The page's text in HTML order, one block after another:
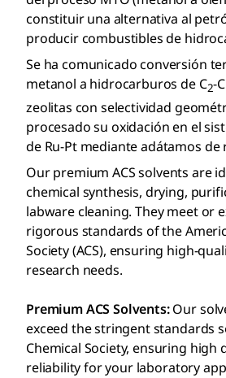
constituir una alternativa al
producir combustibles de
Se ha comunicado conversión
metanol a hidrocarburos de C2-C
zeolitas con selectividad
procesado su oxidación en el
de Ru-Pt mediante adátamos de
Our premium ACS solvents are
chemical synthesis, drying,
labware cleaning. They meet or
rigorous standards of the
Society (ACS), ensuring high-
research needs.
Premium ACS Solvents:Our
exceed the stringent standards
Chemical Society, ensuring high
reliability for your laboratory